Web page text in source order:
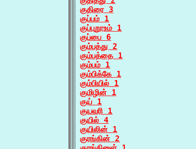
குதிரை 3
குப்பம் 1
குப்புறூஉம் 1
குப்பை 6
கும்பத்து 2
கும்பத்தை 1
கும்பம் 1
கும்பிக்கே 1
கும்பியில் 1
குமிழின் 1
குய் 1
குயவரி 1
குயில் 4
குயிலின் 1
குரங்கின் 2